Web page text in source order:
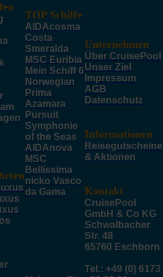
TOP Schiffe
AIDAcosma
Costa
Smeralda
MSC Euribia
Mein Schiff 6
Norwegian
Prima
Azamara
Pursuit
Symphonie
of the Seas
AIDAnova
MSC
Bellissima
nicko Vasco
da Gama
Unternehmen
Über CruisePool
Unser Ziel
Impressum
AGB
Datenschutz
Informationen
Reisegutscheine
& Aktionen
Kontakt
CruisePool
GmbH & Co KG
Schwalbacher
Str. 48
65760 Eschborn
Tel.: +49 (0) 6173